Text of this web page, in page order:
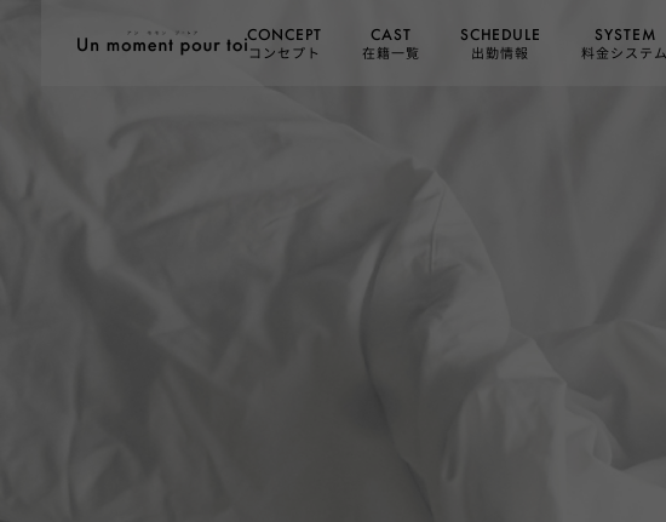
CONCEPT
コンセプト
CAST
在籍一覧
SCHEDULE
出勤情報
SYSTEM
料金システム